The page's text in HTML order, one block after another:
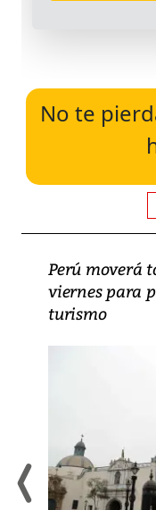
No te
Perú moverá
viernes para
turismo